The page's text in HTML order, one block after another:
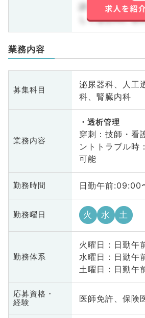
詳しくはお問い
しくはお問い合
業務内容
募集科目
泌尿器科、人工
科、腎臓内科
業務内容
透析管理
穿刺：技師・看
ントトラブル時
可能
勤務時間 日勤午前:09:00
勤務曜日 火 水 土
勤務体系
火曜日 : 日勤午
水曜日 : 日勤午
土曜日 : 日勤午
応募資格・
経験
医師免許、保険